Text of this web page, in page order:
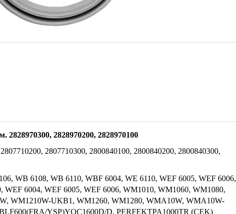
2828970200, 2828970100
2807710300, 2800840100, 2800840200, 2800840300,
WB 6108, WB 6110, WBF 6004, WE 6110, WEF 6005, WEF 6006,
WEF 6004, WEF 6005, WEF 6006, WM1010, WM1060, WM1080,
WM1210W-UKB1, WM1260, WM1280, WMA10W, WMA10W-
YSP)YOC1600D/D, PERFEKTPA1000TR (CEK)